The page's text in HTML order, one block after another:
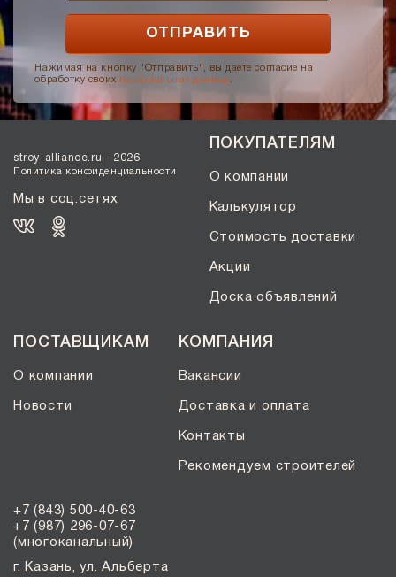
Нажимая на кнопку "Отправить", вы даете согласие на
обработку своих персональных данных
stroy-alliance.ru - 2026
Политика конфиденциальности
Мы в соц.сетях
ПОКУПАТЕЛЯМ
О компании
Калькулятор
Стоимость доставки
Акции
Доска объявлений
ПОСТАВЩИКАМ
О компании
Новости
КОМПАНИЯ
Вакансии
Доставка и оплата
Контакты
Рекомендуем строителей
+7 (843) 500-40-63
+7 (987) 296-07-67
(многоканальный)
г. Казань, ул. Альберта